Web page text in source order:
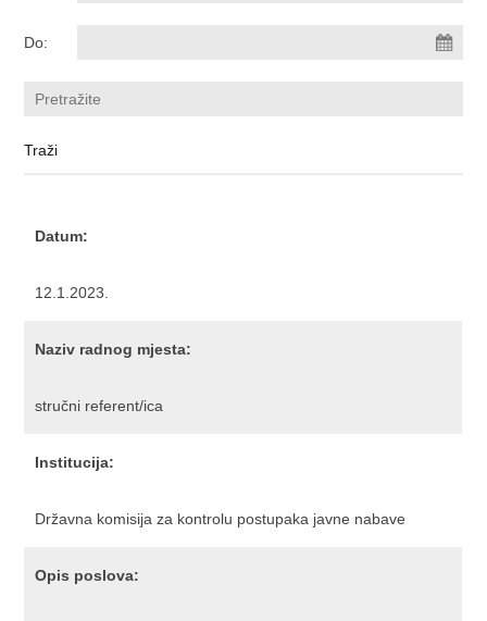
Do:
Datum:
12.1.2023.
Naziv radnog mjesta:
stručni referent/ica
Institucija:
Državna komisija za kontrolu postupaka javne nabave
Opis poslova: